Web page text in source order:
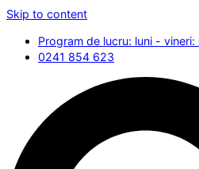
Skip to content
Program de lucru: luni -
0241 854 623